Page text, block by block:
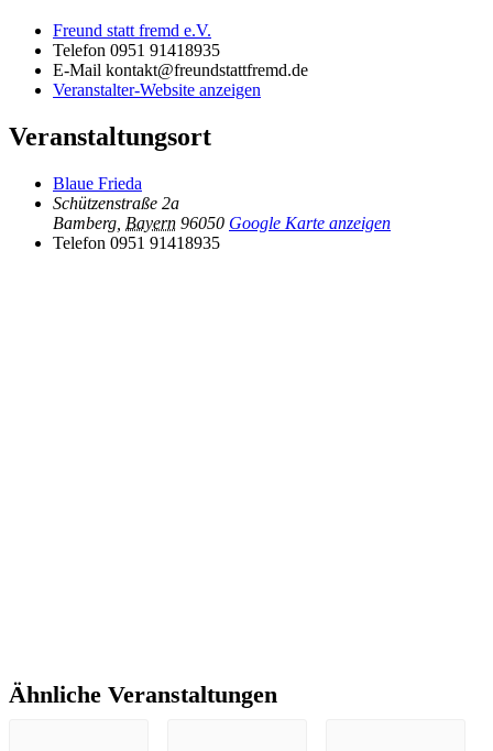
Freund statt fremd e.V.
Telefon 0951 91418935
E-Mail kontakt@freundstattfremd.de
Veranstalter-Website anzeigen
Veranstaltungsort
Blaue Frieda
Schützenstraße 2a
Bamberg Bayern 96050 Google Karte anzeigen
Telefon 0951 91418935
Ähnliche Veranstaltungen